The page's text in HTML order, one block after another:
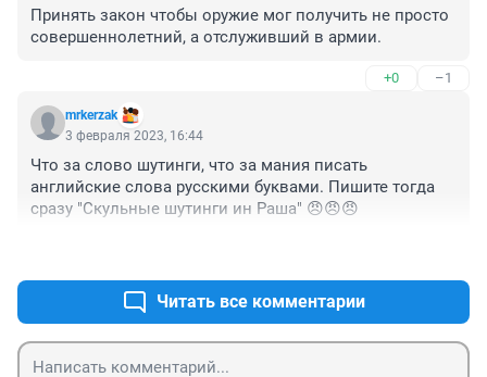
Принять закон чтобы оружие мог получить не просто
совершеннолетний, а отслуживший в армии.
+0 –1
mrkerzak
3 февраля 2023, 16:44
Что за слово шутинги, что за мания писать
английские слова русскими буквами. Пишите тогда
сразу "Скульные шутинги ин Раша" 😠😠😠
Читать все комментарии